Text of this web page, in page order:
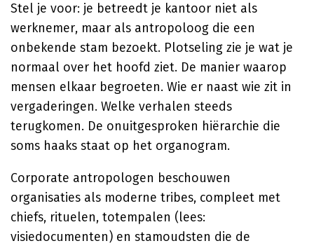
Stel je voor: je betreedt je kantoor niet als
werknemer, maar als antropoloog die een
onbekende stam bezoekt. Plotseling zie je wat je
normaal over het hoofd ziet. De manier waarop
mensen elkaar begroeten. Wie er naast wie zit in
vergaderingen. Welke verhalen steeds
terugkomen. De onuitgesproken hiërarchie die
soms haaks staat op het organogram.
Corporate antropologen beschouwen
organisaties als moderne tribes, compleet met
chiefs, rituelen, totempalen (lees:
visiedocumenten) en stamoudsten die de